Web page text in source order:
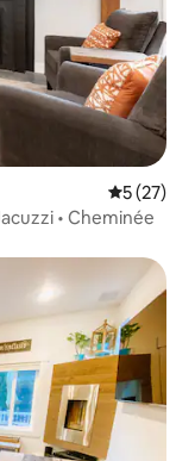
5 (27)
• Cheminée